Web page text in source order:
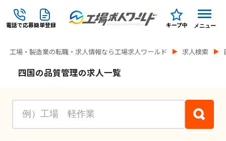
電話で応募簡単登録 キープ中 メニュー
工場・製造業の転職・求人情報なら工場求人ワールド 求人検索
四国の品質管理の求人一覧